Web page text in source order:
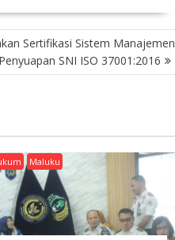
Sertifikasi Sistem Manajemen
SNI ISO 37001:2016
Maluku